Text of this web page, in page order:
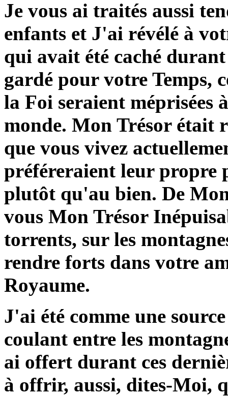
Je vous ai traités aussi
enfants et J'ai révélé à
qui avait été caché
gardé pour votre Temps,
la Foi seraient méprisées
monde. Mon Trésor était
que vous vivez
préféreraient leur propre
plutôt qu'au bien. De
vous Mon Trésor
torrents, sur les
rendre forts dans votre
Royaume.
J'ai été comme une
coulant entre les
ai offert durant ces
à offrir, aussi, dites-Moi,